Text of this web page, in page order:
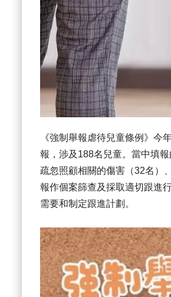
《強制舉報虐待兒童條例》
報，涉及188名兒童。當中填
疏忽照顧相關的傷害（32名）
報作個案篩查及採取適切跟進
需要和制定跟進計劃。